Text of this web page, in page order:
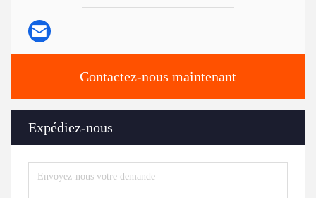
Contactez-nous maintenant
Expédiez-nous